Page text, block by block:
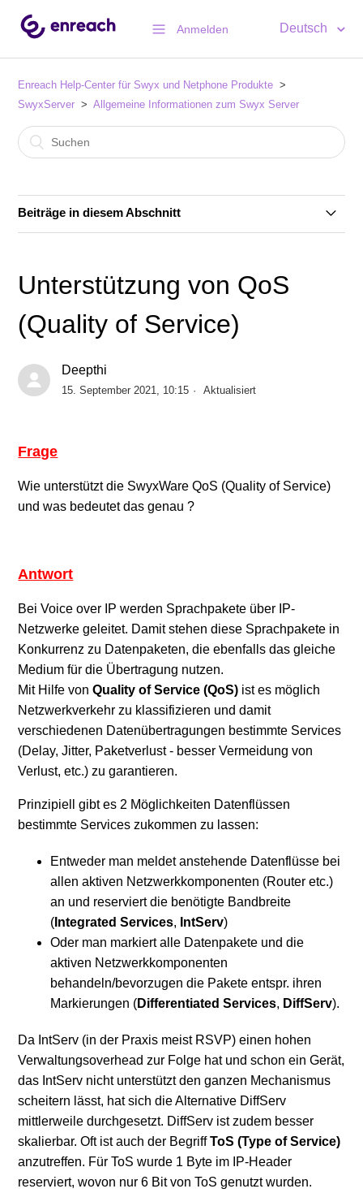
Anmelden Deutsch
Enreach Help-Center für Swyx und Netphone Produkte
SwyxServer
Allgemeine Informationen zum Swyx Server
Beiträge in diesem Abschnitt
Unterstützte Betriebssysteme für Swyx 14
Swyx Control Center 3.25 / 13.25 mit Windows Server
Update von SwyxWare mit Swyx Flex Lizenzen auf
INFO: Allgemeine Informationen zum Swyx Soft- und
Swyx 14.10: Swyx Connectivity Setup Tool – Remote
Update auf SwyxWare 13.10 und MS-Teams
Integration
Swyx Data Center Edition und Compact - Yealink
RPS Unterstützung EOL für Versionen älter als 11.52
Unterstützte Betriebssysteme für SwyxWare Version
Weitere anzeigen
Unterstützung von QoS
(Quality of Service)
Deepthi
15. September 2021, 10:15 Aktualisiert
Frage
Wie unterstützt die SwyxWare QoS (Quality of Service)
und was bedeutet das genau ?
Antwort
Bei Voice over IP werden Sprachpakete über IP-
Netzwerke geleitet. Damit stehen diese Sprachpakete in
Konkurrenz zu Datenpaketen, die ebenfalls das gleiche
Medium für die Übertragung nutzen.
Mit Hilfe vonQuality of Service (QoS) ist es möglich
Netzwerkverkehr zu klassifizieren und damit
verschiedenen Datenübertragungen bestimmte Services
(Delay, Jitter, Paketverlust - besser Vermeidung von
Verlust, etc.) zu garantieren.
Prinzipiell gibt es 2 Möglichkeiten Datenflüssen
bestimmte Services zukommen zu lassen:
Entweder man meldet anstehende Datenflüsse bei
allen aktiven Netzwerkkomponenten (Router etc.)
an und reserviert die benötigte Bandbreite
( Integrated Services, IntServ)
Oder man markiert alle Datenpakete und die
aktiven Netzwerkkomponenten
behandeln/bevorzugen die Pakete entspr. ihren
Markierungen (Differentiated Services, DiffServ).
Da IntServ (in der Praxis meist RSVP) einen hohen
Verwaltungsoverhead zur Folge hat und schon ein Gerät,
das IntServ nicht unterstützt den ganzen Mechanismus
scheitern lässt, hat sich die Alternative DiffServ
mittlerweile durchgesetzt. DiffServ ist zudem besser
skalierbar. Oft ist auch der BegriffToS (Type of Service)
anzutreffen. Für ToS wurde 1 Byte im IP-Header
reserviert, wovon nur 6 Bit von ToS genutzt wurden.